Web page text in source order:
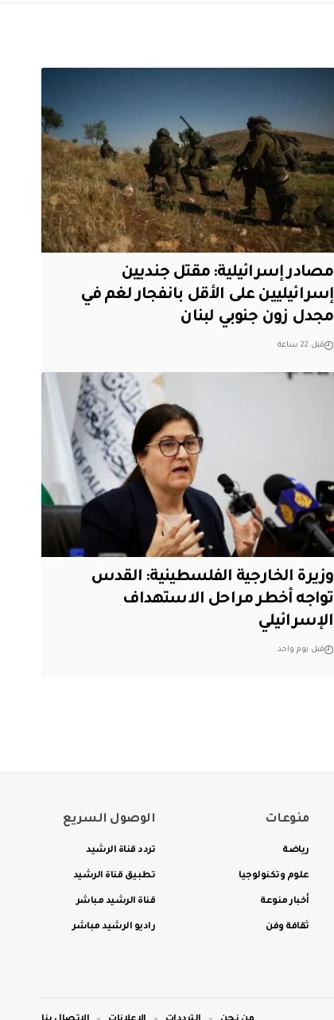
مصادر إسرائيلية: مقتل جنديين
إسرائيليين على الأقل بانفجار لغم في
مجدل زون جنوبي لبنان
قبل 22 ساعة
وزيرة الخارجية الفلسطينية: القدس
تواجه أخطر مراحل الاستهداف
الإسرائيلي
قبل يوم واحد
منوعات
رياضة
علوم وتكنولوجيا
أخبار منوعة
ثقافة وفن
الوصول السريع
تردد قناة الرشيد
تطبيق قناة الرشيد
قناة الرشيد مباشر
راديو الرشيد مباشر